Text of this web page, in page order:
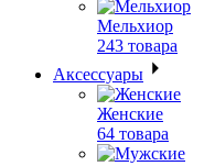
Мельхиор
243 товара
Аксессуары
Женские
64 товара